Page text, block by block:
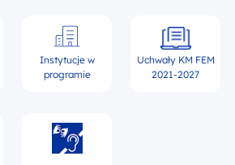
Instytucje w
programie
Uchwały KM FEM
2021-2027